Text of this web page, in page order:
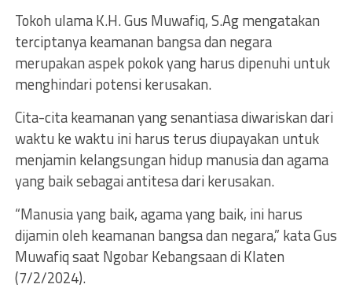
Tokoh ulama K.H. Gus Muwafiq, S.Ag mengatakan
terciptanya keamanan bangsa dan negara
merupakan aspek pokok yang harus dipenuhi untuk
menghindari potensi kerusakan.
Cita-cita keamanan yang senantiasa diwariskan dari
waktu ke waktu ini harus terus diupayakan untuk
menjamin kelangsungan hidup manusia dan agama
yang baik sebagai antitesa dari kerusakan.
“Manusia yang baik, agama yang baik, ini harus
dijamin oleh keamanan bangsa dan negara,” kata Gus
Muwafiq saat Ngobar Kebangsaan di Klaten
(7/2/2024).